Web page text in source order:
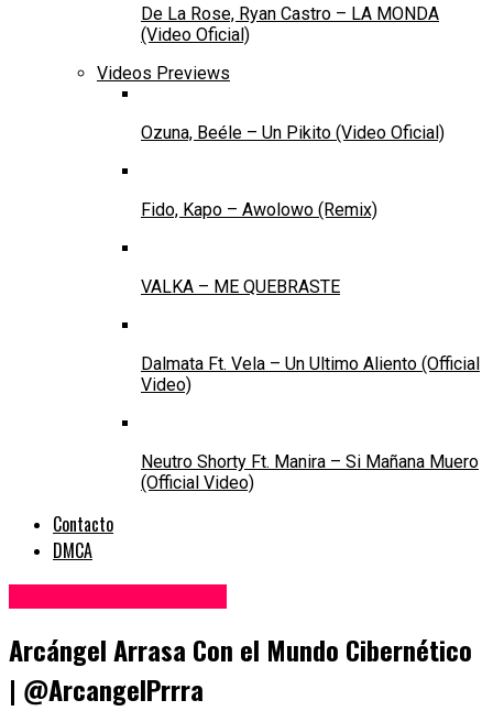
De La Rose, Ryan Castro – LA MONDA
(Video Oficial)
Videos Previews
Ozuna, Beéle – Un Pikito (Video Oficial)
Fido, Kapo – Awolowo (Remix)
VALKA – ME QUEBRASTE
Dalmata Ft. Vela – Un Ultimo Aliento (Official
Video)
Neutro Shorty Ft. Manira – Si Mañana Muero
(Official Video)
Contacto
DMCA
Arcángel Arrasa Con el Mundo Cibernético
| @ArcangelPrrra